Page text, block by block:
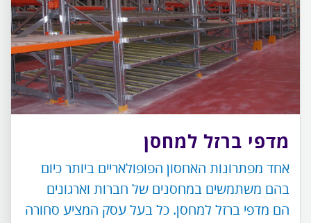
מדפי ברזל למחסן
אחד מפתרונות האחסון הפופולאריים ביותר כיום
בהם משתמשים במחסנים של חברות וארגונים
הם מדפי ברזל למחסן. כל בעל עסק המציע סחורה